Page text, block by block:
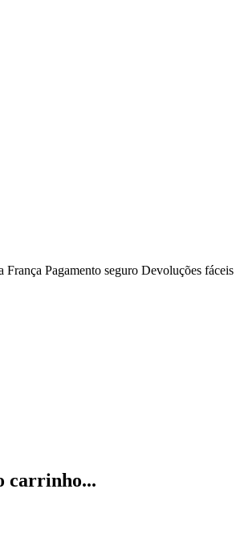
França Pagamento seguro Devoluções fáceis
carrinho...